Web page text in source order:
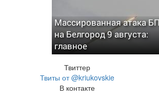
Массированная атака
на Белгород 9 августа:
главное
Твиттер
Твиты от @kriukovskie
В контакте